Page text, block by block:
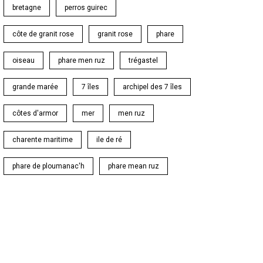
bretagne perros guirec
côte de granit rose granit rose phare
oiseau phare men ruz trégastel
grande marée 7 îles archipel des 7 îles
côtes d'armor mer men ruz
charente maritime ile de ré
phare de ploumanac'h phare mean ruz